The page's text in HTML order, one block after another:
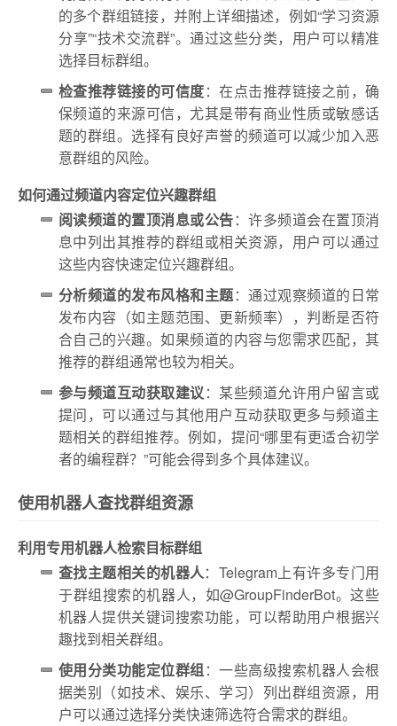
的多个群组链接，并附上详细描述，例如“学习资源
分享”“技术交流群”。通过这些分类，用户可以精准
选择目标群组。
检查推荐链接的可信度：在点击推荐链接之前，确
保频道的来源可信，尤其是带有商业性质或敏感话
题的群组。选择有良好声誉的频道可以减少加入恶
意群组的风险。
如何通过频道内容定位兴趣群组
阅读频道的置顶消息或公告：许多频道会在置顶消
息中列出其推荐的群组或相关资源，用户可以通过
这些内容快速定位兴趣群组。
分析频道的发布风格和主题：通过观察频道的日常
发布内容（如主题范围、更新频率），判断是否符
合自己的兴趣。如果频道的内容与您需求匹配，其
推荐的群组通常也较为相关。
参与频道互动获取建议：某些频道允许用户留言或
提问，可以通过与其他用户互动获取更多与频道主
题相关的群组推荐。例如，提问“哪里有更适合初学
者的编程群？”可能会得到多个具体建议。
使用机器人查找群组资源
利用专用机器人检索目标群组
查找主题相关的机器人：Telegram上有许多专门用
于群组搜索的机器人，如@GroupFinderBot。这些
机器人提供关键词搜索功能，可以帮助用户根据兴
趣找到相关群组。
使用分类功能定位群组：一些高级搜索机器人会根
据类别（如技术、娱乐、学习）列出群组资源，用
户可以通过选择分类快速筛选符合需求的群组。